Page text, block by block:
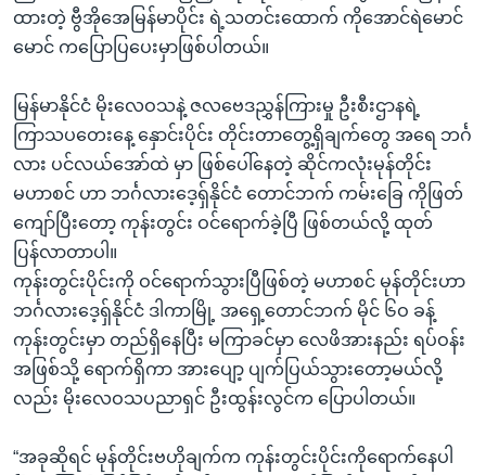
ထားတဲ့ ဗွီအိုအေမြန်မာပိုင်း ရဲ့သတင်းထောက် ကိုအောင်ရဲမောင်
မောင် ကပြောပြပေးမှာဖြစ်ပါတယ်။
မြန်မာနိုင်ငံ မိုးလေဝသနဲ့ ဇလဗေဒညွှန်ကြားမှု ဦးစီးဌာနရဲ့
ကြာသပတေးနေ့ နှောင်းပိုင်း တိုင်းတာတွေ့ရှိချက်တွေ အရေ ဘင်္ဂ
လား ပင်လယ်အော်ထဲ မှာ ဖြစ်ပေါ်နေတဲ့ ဆိုင်ကလုံးမုန်တိုင်း
မဟာစင် ဟာ ဘင်္ဂလားဒေ့ရှ်နိုင်ငံ တောင်ဘက် ကမ်းခြေ ကိုဖြတ်
ကျော်ပြီးတော့ ကုန်းတွင်း ဝင်ရောက်ခဲ့ပြီ ဖြစ်တယ်လို့ ထုတ်
ပြန်လာတာပါ။
ကုန်းတွင်းပိုင်းကို ဝင်ရောက်သွားပြီဖြစ်တဲ့ မဟာစင် မုန်တိုင်းဟာ
ဘင်္ဂလားဒေ့ရှ်နိုင်ငံ ဒါကာမြို့ အရှေ့တောင်ဘက် မိုင် ၆ဝ ခန့်
ကုန်းတွင်းမှာ တည်ရှိနေပြီး မကြာခင်မှာ လေဖိအားနည်း ရပ်ဝန်း
အဖြစ်သို့ ရောက်ရှိကာ အားပျော့ ပျက်ပြယ်သွားတော့မယ်လို့
လည်း မိုးလေဝသပညာရှင် ဦးထွန်းလွင်က ပြောပါတယ်။
“အခုဆိုရင် မုန်တိုင်းဗဟိုချက်က ကုန်းတွင်းပိုင်းကိုရောက်နေပါ